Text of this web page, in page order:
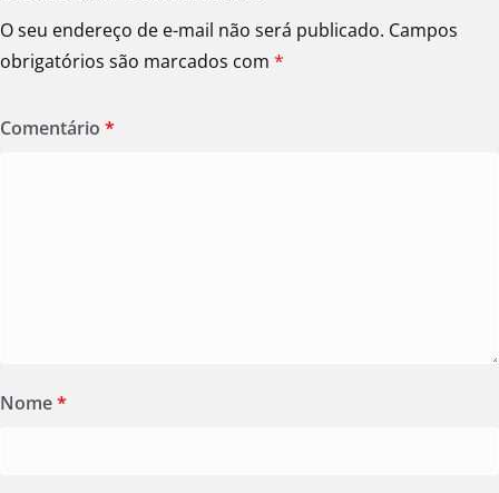
O seu endereço de e-mail não será publicado. Campos
obrigatórios são marcados com *
Comentário *
Nome*